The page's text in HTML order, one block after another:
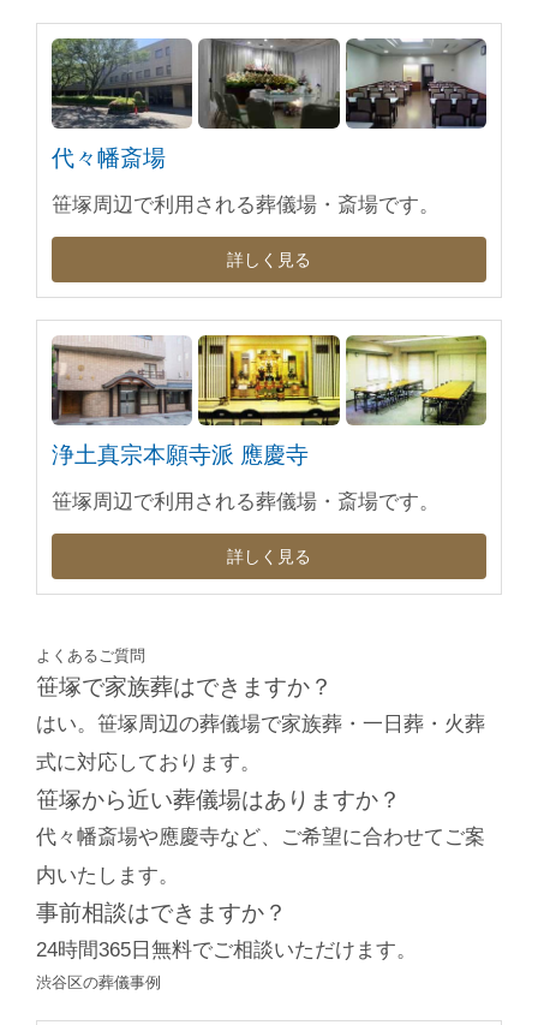
代々幡斎場
笹塚周辺で利用される葬儀場・斎場です。
詳しく見る
浄土真宗本願寺派 應慶寺
笹塚周辺で利用される葬儀場・斎場です。
詳しく見る
よくあるご質問
笹塚で家族葬はできますか？
はい。笹塚周辺の葬儀場で家族葬・一日葬・火葬
式に対応しております。
笹塚から近い葬儀場はありますか？
代々幡斎場や應慶寺など、ご希望に合わせてご案
内いたします。
事前相談はできますか？
24時間365日無料でご相談いただけます。
渋谷区の葬儀事例